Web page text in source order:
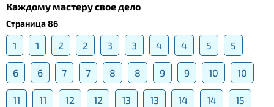
Каждому мастеру свое дело
Страница 86
1 1 2 2 3 3 4 4 5 5
6 6 7 7 8 8 9 9 10 10
11 11 12 12 13 13 14 14 15